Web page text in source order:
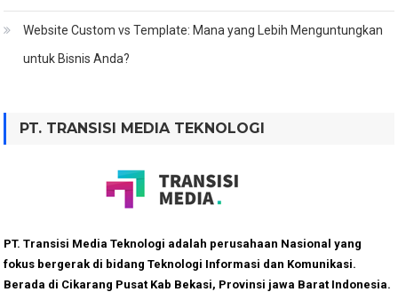
Website Custom vs Template: Mana yang Lebih Menguntungkan
untuk Bisnis Anda?
PT. TRANSISI MEDIA TEKNOLOGI
PT. Transisi Media Teknologi adalah perusahaan Nasional yang
fokus bergerak di bidang Teknologi Informasi dan Komunikasi.
Berada di Cikarang Pusat Kab Bekasi, Provinsi jawa Barat Indonesia.